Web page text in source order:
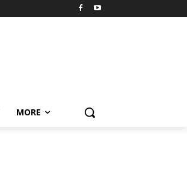
MORE